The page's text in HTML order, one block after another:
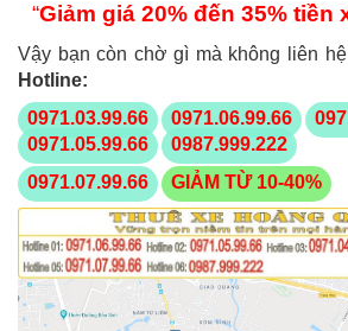
“Giảm giá 20% đến 35% tiền
Vậy bạn còn chờ gì mà không liên
Hotline:
0971.03.99.66
0971.06.99.66
0971.05.99.66
0987.999.222
0971.07.99.66
GIẢM TỪ 10-40%